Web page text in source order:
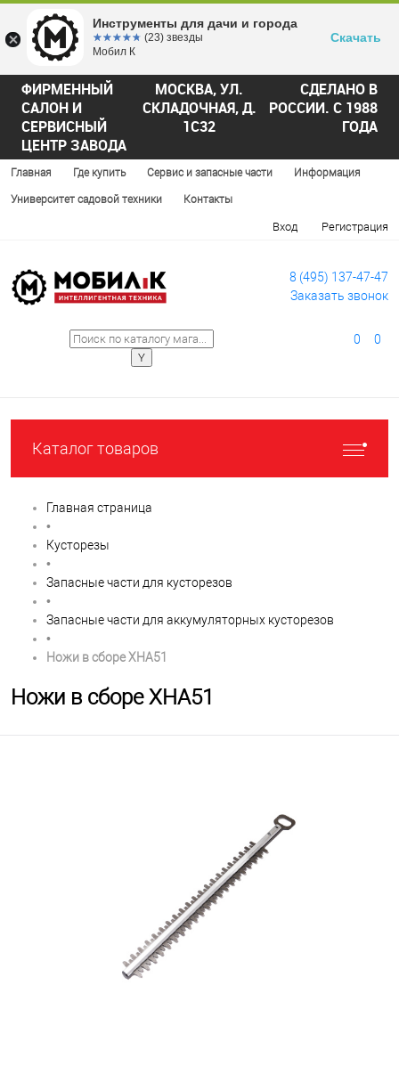
ФИРМЕННЫЙ
САЛОН И
СЕРВИСНЫЙ
ЦЕНТР ЗАВОДА
МОСКВА, УЛ.
СКЛАДОЧНАЯ, Д.
1С32
СДЕЛАНО В
РОССИИ. С 1988
ГОДА
Главная Где купить Сервис и запасные части Информация
Университет садовой техники Контакты
Вход Регистрация
8 (495) 137-47-47
Заказать звонок
0 0
Каталог товаров
Главная страница
•
Кусторезы
•
Запасные части для кусторезов
•
Запасные части для аккумуляторных кусторезов
•
Ножи в сборе XHA51
Ножи в сборе XHA51
Инструменты для дачи и города
☆☆☆☆☆
★★★★★ (23) звезды
Мобил К
Скачать